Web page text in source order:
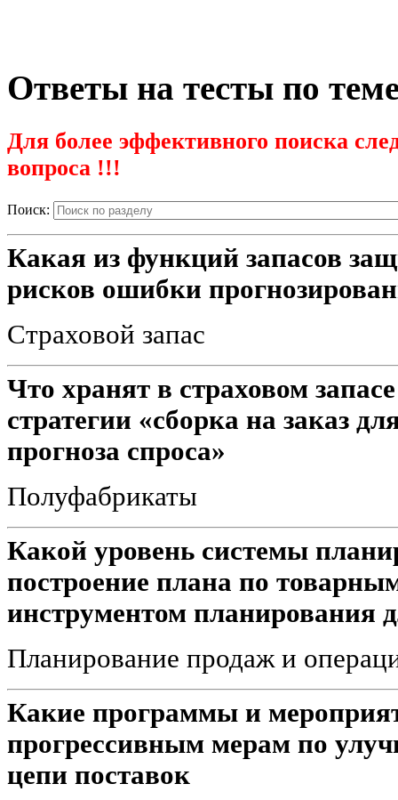
Ответы на тесты по
Для более эффективного поиска
вопроса !!!
Поиск:
Какая из функций запасов
рисков ошибки
Страховой запас
Что хранят в страховом
стратегии «сборка на заказ
прогноза спроса»
Полуфабрикаты
Какой уровень системы
построение плана по
инструментом планирования
Планирование продаж и
Какие программы и
прогрессивным мерам по
цепи поставок